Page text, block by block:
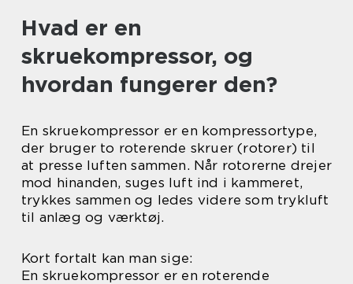
Hvad er en
skruekompressor, og
hvordan fungerer den?
En skruekompressor er en kompressortype,
der bruger to roterende skruer (rotorer) til
at presse luften sammen. Når rotorerne drejer
mod hinanden, suges luft ind i kammeret,
trykkes sammen og ledes videre som trykluft
til anlæg og værktøj.
Kort fortalt kan man sige:
En skruekompressor er en roterende